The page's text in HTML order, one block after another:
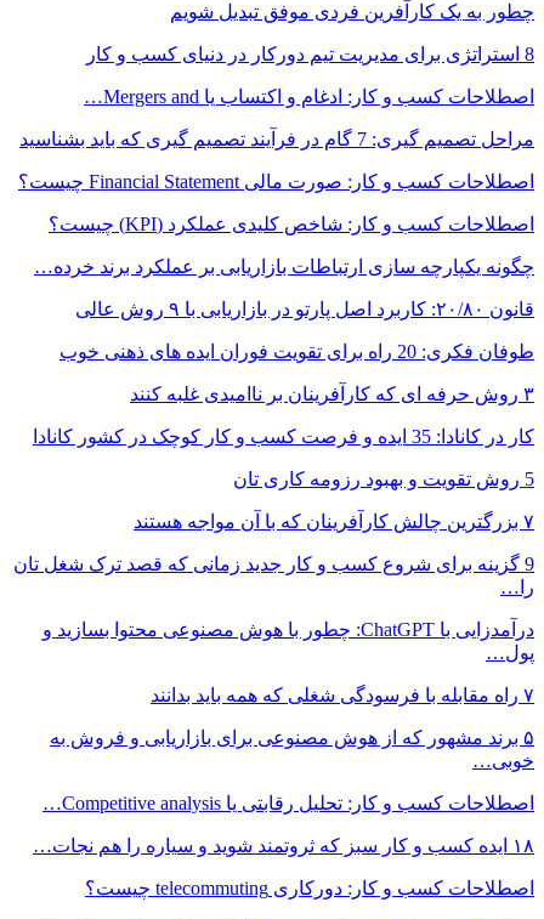
چطور به یک کارآفرین فردی موفق تبدیل شویم
8 استراتژی برای مدیریت تیم دورکار در دنیای کسب و کار
اصطلاحات کسب و کار: ادغام و اکتساب یا Mergers and…
مراحل تصمیم گیری: 7 گام در فرآیند تصمیم گیری که باید بشناسید
اصطلاحات کسب و کار: صورت مالی Financial Statement چیست؟
اصطلاحات کسب و کار: شاخص کلیدی عملکرد (KPI) چیست؟
چگونه یکپارچه سازی ارتباطات بازاریابی بر عملکرد برند خرده…
قانون ۲۰/۸۰: کاربرد اصل پارتو در بازاریابی با ۹ روش عالی
طوفان فکری: 20 راه برای تقویت فوران ایده های ذهنی خوب
۳ روش حرفه ای که کارآفرینان بر ناامیدی غلبه کنند
کار در کانادا: 35 ایده و فرصت کسب و کار کوچک در کشور کانادا
5 روش تقویت و بهبود رزومه کاری تان
۷ بزرگترین چالش کارآفرینان که با آن مواجه هستند
9 گزینه برای شروع کسب و کار جدید زمانی که قصد ترک شغل تان
را…
درآمدزایی با ChatGPT: چطور با هوش مصنوعی محتوا بسازید و
پول…
۷ راه مقابله با فرسودگی شغلی که همه باید بدانند
۵ برند مشهور که از هوش مصنوعی برای بازاریابی و فروش به
خوبی…
اصطلاحات کسب و کار: تحلیل رقابتی یا Competitive analysis…
۱۸ ایده کسب و کار سبز که ثروتمند شوید و سیاره را هم نجات…
اصطلاحات کسب و کار: دورکاری telecommuting چیست؟